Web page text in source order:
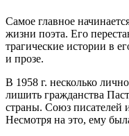
Самое главное
жизни поэта. Его
трагические истории в
и прозе.
В 1958 г. несколько
лишить гражданства
страны. Союз писателей
Несмотря на это, ему